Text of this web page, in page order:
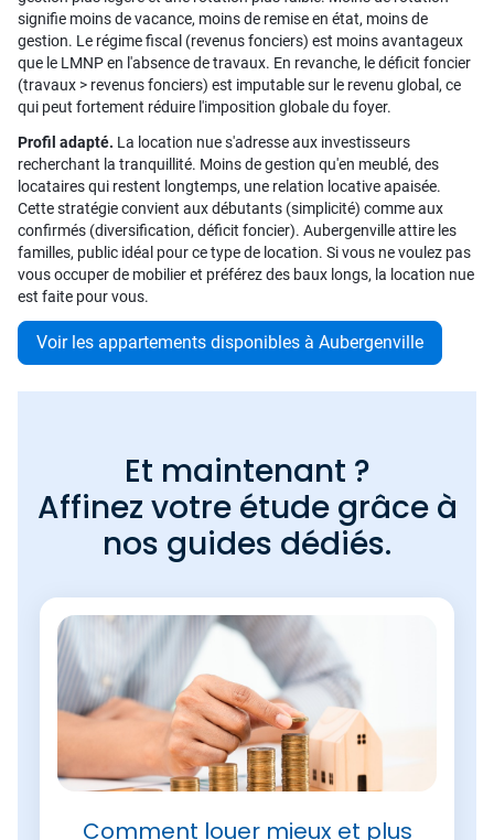
signifie moins de vacance, moins de remise en état, moins de
gestion. Le régime fiscal (revenus fonciers) est moins avantageux
que le LMNP en l'absence de travaux. En revanche, le déficit foncier
(travaux > revenus fonciers) est imputable sur le revenu global, ce
qui peut fortement réduire l'imposition globale du foyer.
Profil adapté. La location nue s'adresse aux investisseurs
recherchant la tranquillité. Moins de gestion qu'en meublé, des
locataires qui restent longtemps, une relation locative apaisée.
Cette stratégie convient aux débutants (simplicité) comme aux
confirmés (diversification, déficit foncier). Aubergenville attire les
familles, public idéal pour ce type de location. Si vous ne voulez pas
vous occuper de mobilier et préférez des baux longs, la location nue
est faite pour vous.
Voir les appartements disponibles à Aubergenville
Et maintenant ?
Affinez votre étude grâce à
nos guides dédiés.
Comment louer mieux et plus